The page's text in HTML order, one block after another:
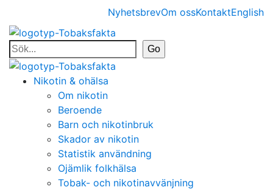
NyhetsbrevOm ossKontaktEnglish
Nikotin & ohälsa
Om nikotin
Beroende
Barn och nikotinbruk
Skador av nikotin
Statistik användning
Ojämlik folkhälsa
Tobak- och nikotinavvänjning